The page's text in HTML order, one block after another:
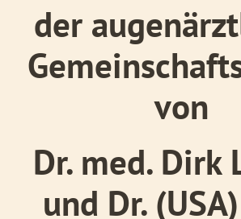
der
von
Dr. med. Dirk
und Dr.